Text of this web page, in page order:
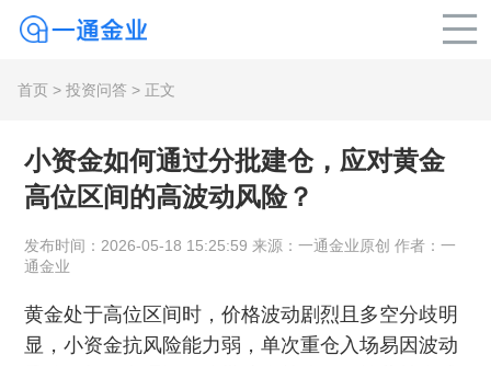
首页 > 投资问答 > 正文
小资金如何通过分批建仓，应对黄金
高位区间的高波动风险？
发布时间：2026-05-18 15:25:59 来源：一通金业原创 作者：一
通金业
黄金处于高位区间时，价格波动剧烈且多空分歧明
显，小资金抗风险能力弱，单次重仓入场易因波动